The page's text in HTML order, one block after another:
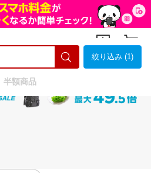
絞り込み (1)
半額商品